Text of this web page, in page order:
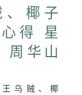
椰子
得 星
周华山
乌贼、椰